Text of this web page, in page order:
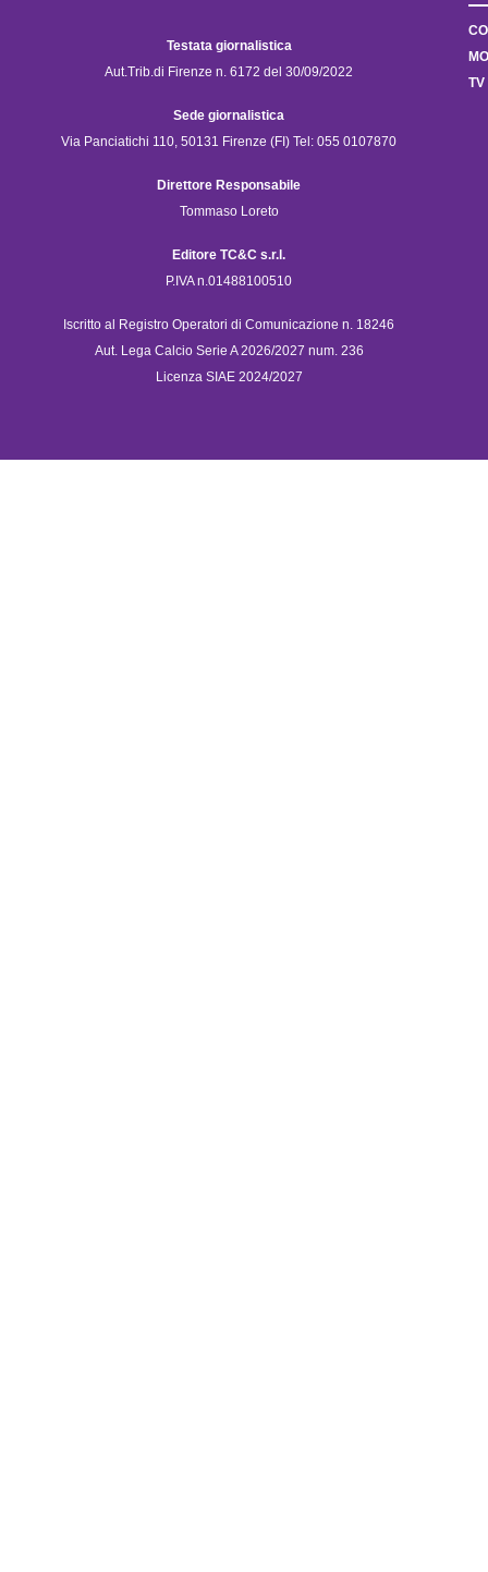
Testata giornalistica
Aut.Trib.di Firenze n. 6172 del 30/09/2022
Sede giornalistica
Via Panciatichi 110, 50131 Firenze (FI) Tel: 055 0107870
Direttore Responsabile
Tommaso Loreto
Editore TC&C s.r.l.
P.IVA n.01488100510
Iscritto al Registro Operatori di Comunicazione n. 18246
Aut. Lega Calcio Serie A 2026/2027 num. 236
Licenza SIAE 2024/2027
TV